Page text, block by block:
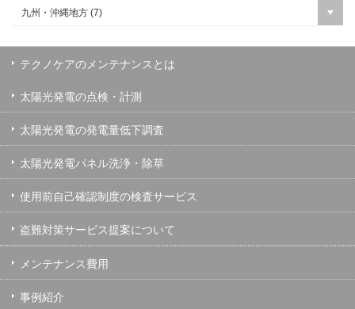
九州・沖縄地方 (7)
テクノケアのメンテナンスとは
太陽光発電の点検・計測
太陽光発電の発電量低下調査
太陽光発電パネル洗浄・除草
使用前自己確認制度の検査サービス
盗難対策サービス提案について
メンテナンス費用
事例紹介